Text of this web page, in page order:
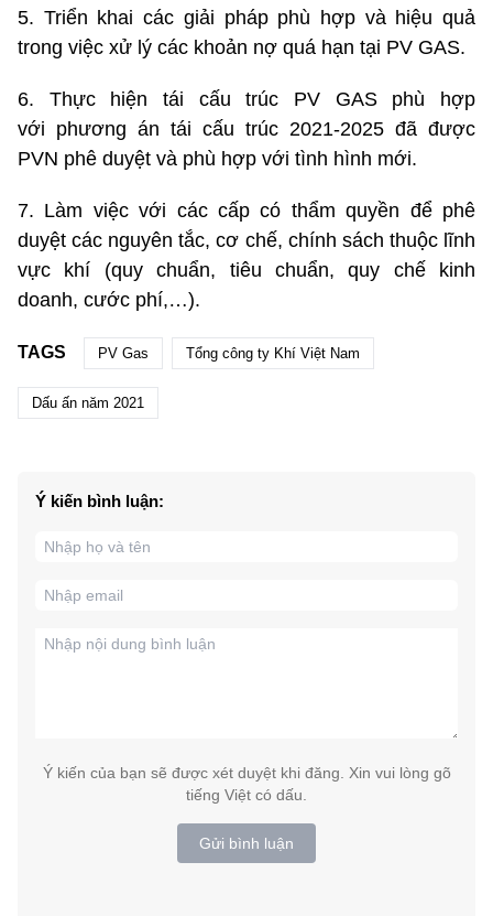
5. Triển khai các giải pháp phù hợp và hiệu quả
trong việc xử lý các khoản nợ quá hạn tại PV GAS.
6. Thực hiện tái cấu trúc PV GAS phù hợp
với phương án tái cấu trúc 2021-2025 đã được
PVN phê duyệt và phù hợp với tình hình mới.
7. Làm việc với các cấp có thẩm quyền để phê
duyệt các nguyên tắc, cơ chế, chính sách thuộc lĩnh
vực khí (quy chuẩn, tiêu chuẩn, quy chế kinh
doanh, cước phí,…).
TAGS PV Gas Tổng công ty Khí Việt Nam
Dấu ấn năm 2021
Ý kiến bình luận:
Ý kiến của bạn sẽ được xét duyệt khi đăng. Xin vui lòng gõ
tiếng Việt có dấu.
Gửi bình luận